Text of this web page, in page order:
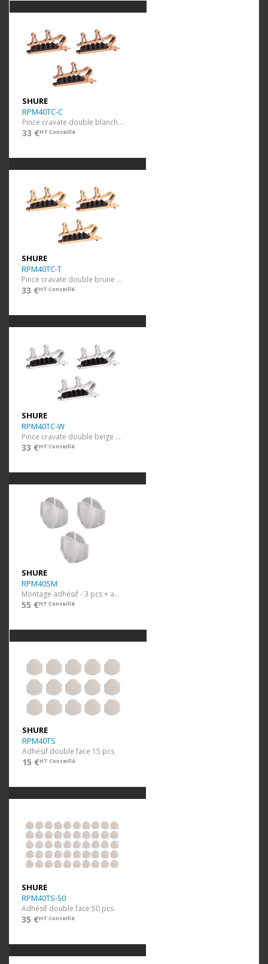
SHURE
RPM40TC-C
Pince cravate double blanche 3 pcs
33 €HT Conseillé
SHURE
RPM40TC-T
Pince cravate double brune 3 pcs
33 €HT Conseillé
SHURE
RPM40TC-W
Pince cravate double beige 3 pcs
33 €HT Conseillé
SHURE
RPM40SM
Montage adhésif - 3 pcs + adhésif
55 €HT Conseillé
SHURE
RPM40TS
Adhésif double face 15 pcs
15 €HT Conseillé
SHURE
RPM40TS-50
Adhésif double face 50 pcs
35 €HT Conseillé